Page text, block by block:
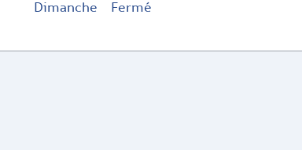
Dimanche
Fermé